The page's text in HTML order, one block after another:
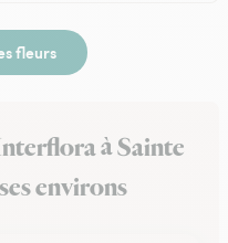
fleurs
à Sainte
environs